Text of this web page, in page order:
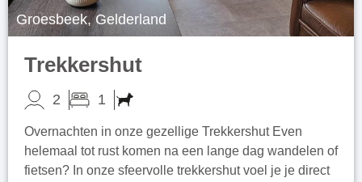
Groesbeek, Gelderland
Trekkershut
2 1
Overnachten in onze gezellige Trekkershut Even
helemaal tot rust komen na een lange dag wandelen of
fietsen? In onze sfeervolle trekkershut voel je je direct